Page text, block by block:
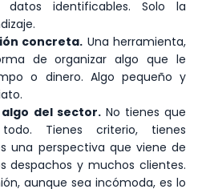
datos identificables. Solo la
concreta. Una herramienta,
de organizar algo que le
o dinero. Algo pequeño y
del sector.No tienes que
Tienes criterio, tienes
una perspectiva que viene de
despachos y muchos clientes.
aunque sea incómoda, es lo